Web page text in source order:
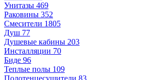
Унитазы 469
Раковины 352
Смесители 1805
Душ 77
Душевые кабины 203
Инсталляции 70
Биде 96
Теплые полы 109
Полотенцесушители 83